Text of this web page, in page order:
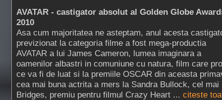
AVATAR - castigator absolut al Golden Globe
2010
Asa cum majoritatea ne asteptam, anul acesta
previzionat la categoria filme a fost mega-productia
AVATAR a lui James Cameron, lumea imaginara a
oamenilor albastri in comuniune cu natura, film care
ce va fi de luat si la premiile OSCAR din aceasta
cea mai buna actrita a mers la Sandra Bullock, cel
Bridges, premiu pentru filmul Crazy Heart ... citeste